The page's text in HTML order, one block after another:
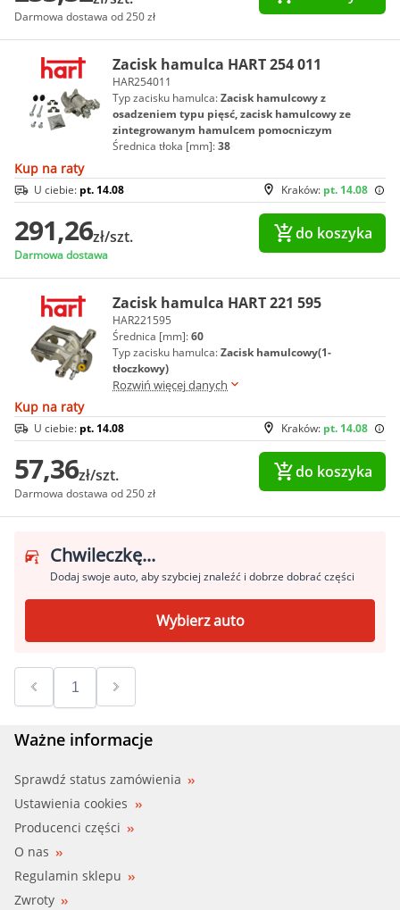
Darmowa dostawa od 250 zł
Zacisk hamulca HART 254 011
HAR254011
Typ zacisku hamulca:Zacisk hamulcowy z
osadzeniem typu pięsć, zacisk hamulcowy ze
zintegrowanym hamulcem pomocniczym
Średnica tłoka [mm]:38
Kup na raty
Kraków: pt. 14.08
U ciebie: pt. 14.08
291,26zł/szt.
Darmowa dostawa
do koszyka
Zacisk hamulca HART 221 595
HAR221595
Średnica [mm]:60
Typ zacisku hamulca:Zacisk hamulcowy(1-
tłoczkowy)
Rozwiń więcej danych
Kup na raty
Kraków: pt. 14.08
U ciebie: pt. 14.08
57,36zł/szt.
Darmowa dostawa od 250 zł
do koszyka
Chwileczkę...
Dodaj swoje auto, aby szybciej znaleźć i dobrze dobrać części
Wybierz auto
Ważne informacje
Sprawdź status zamówienia
Ustawienia cookies
Producenci części
O nas
Regulamin sklepu
Zwroty